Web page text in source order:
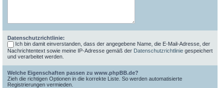
Datenschutzrichtlinie:
Ich bin damit einverstanden, dass der angegebene Name, die E-Mail-Adresse, der
Nachrichtentext sowie meine IP-Adresse gemäß der Datenschutzrichtlinie gespeichert
und verarbeitet werden.
Welche Eigenschaften passen zu www.phpBB.de?
Zieh die richtigen Optionen in die korrekte Liste. So werden automatisierte
Registrierungen vermieden.